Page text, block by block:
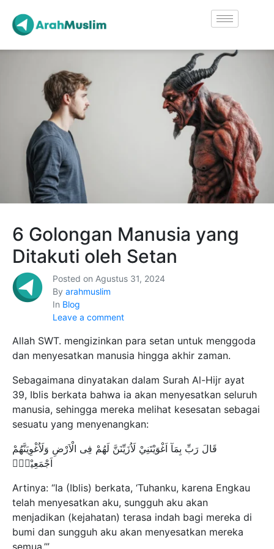
Posted on Agustus 31, 2024
By arahmuslim
In Blog
Leave a comment
6 Golongan Manusia yang
Ditakuti oleh Setan
Allah SWT. mengizinkan para setan untuk menggoda
dan menyesatkan manusia hingga akhir zaman.
Sebagaimana dinyatakan dalam Surah Al-Hijr ayat
39, Iblis berkata bahwa ia akan menyesatkan seluruh
manusia, sehingga mereka melihat kesesatan sebagai
sesuatu yang menyenangkan:
قَالَ رَبِّ بِمَآ اَغْوَيْتَنِيْ لَاُزَيِّنَنَّ لَهُمْ فِى الْاَرْضِ وَلَاُغْوِيَنَّهُمْ
Artinya: “Ia (Iblis) berkata, ‘Tuhanku, karena Engkau
telah menyesatkan aku, sungguh aku akan
menjadikan (kejahatan) terasa indah bagi mereka di
bumi dan sungguh aku akan menyesatkan mereka